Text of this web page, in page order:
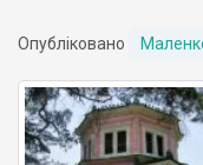
Опубліковано